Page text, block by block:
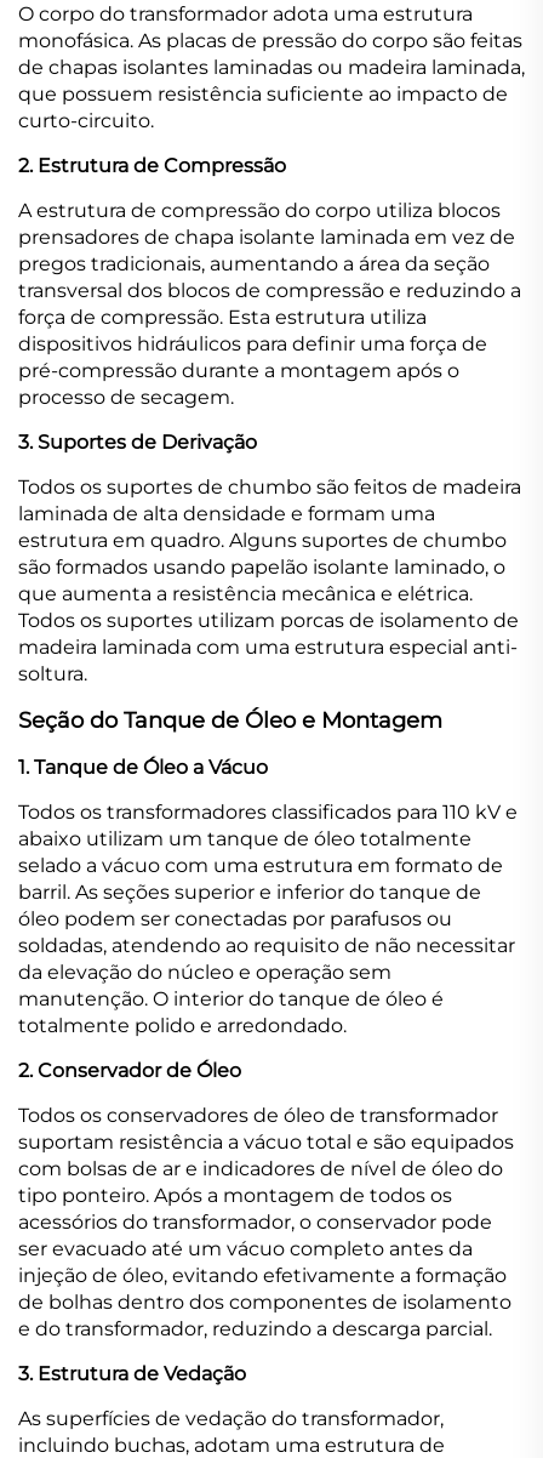
O corpo do transformador adota uma estrutura
monofásica. As placas de pressão do corpo são feitas
de chapas isolantes laminadas ou madeira laminada,
que possuem resistência suficiente ao impacto de
curto-circuito.
2. Estrutura de Compressão
A estrutura de compressão do corpo utiliza blocos
prensadores de chapa isolante laminada em vez de
pregos tradicionais, aumentando a área da seção
transversal dos blocos de compressão e reduzindo a
força de compressão. Esta estrutura utiliza
dispositivos hidráulicos para definir uma força de
pré-compressão durante a montagem após o
processo de secagem.
3. Suportes de Derivação
Todos os suportes de chumbo são feitos de madeira
laminada de alta densidade e formam uma
estrutura em quadro. Alguns suportes de chumbo
são formados usando papelão isolante laminado, o
que aumenta a resistência mecânica e elétrica.
Todos os suportes utilizam porcas de isolamento de
madeira laminada com uma estrutura especial anti-
soltura.
Seção do Tanque de Óleo e Montagem
1. Tanque de Óleo a Vácuo
Todos os transformadores classificados para 110 kV e
abaixo utilizam um tanque de óleo totalmente
selado a vácuo com uma estrutura em formato de
barril. As seções superior e inferior do tanque de
óleo podem ser conectadas por parafusos ou
soldadas, atendendo ao requisito de não necessitar
da elevação do núcleo e operação sem
manutenção. O interior do tanque de óleo é
totalmente polido e arredondado.
2. Conservador de Óleo
Todos os conservadores de óleo de transformador
suportam resistência a vácuo total e são equipados
com bolsas de ar e indicadores de nível de óleo do
tipo ponteiro. Após a montagem de todos os
acessórios do transformador, o conservador pode
ser evacuado até um vácuo completo antes da
injeção de óleo, evitando efetivamente a formação
de bolhas dentro dos componentes de isolamento
e do transformador, reduzindo a descarga parcial.
3. Estrutura de Vedação
As superfícies de vedação do transformador,
incluindo buchas, adotam uma estrutura de